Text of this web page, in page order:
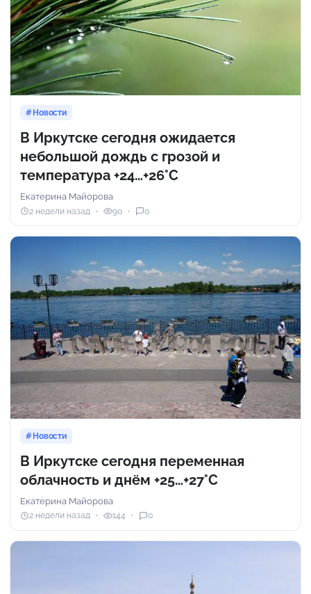
Новости
В Иркутске сегодня ожидается
небольшой дождь с грозой и
температура +24…+26°C
Екатерина Майорова
2 недели назад 90 0
Новости
В Иркутске сегодня переменная
облачность и днём +25…+27°С
Екатерина Майорова
2 недели назад 144 0